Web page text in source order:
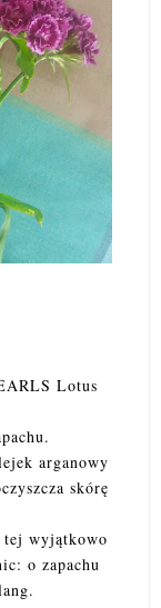
Lotus
arganowy
skórę
tej wyjątkowo
o zapachu